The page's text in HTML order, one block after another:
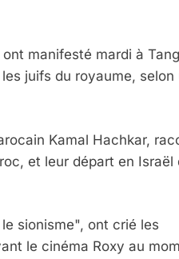
manifesté mardi à
juifs du royaume, selon
Kamal Hachkar,
et leur départ en Israël
sionisme", ont crié les
le cinéma Roxy au